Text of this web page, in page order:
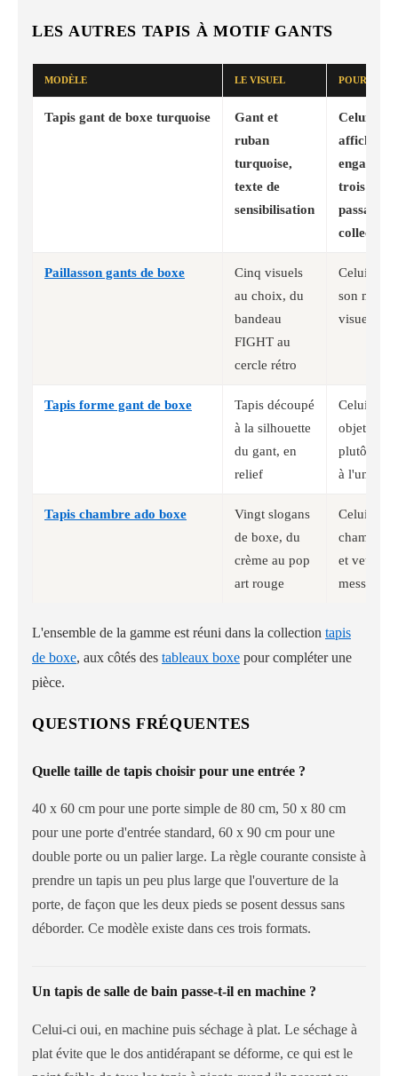
LES AUTRES TAPIS À MOTIF GANTS
MODÈLE LE VISUEL POUR QUI
Tapis gant de boxe turquoise
Gant et
ruban
turquoise,
texte de
sensibilisation
Celui qui
afficher
trois
passage
collection
Paillasson gants de boxe
Cinq visuels
au choix, du
bandeau
FIGHT au
cercle rétro
Celui qui
son motif
visuels
Tapis forme gant de boxe
Tapis découpé
à la silhouette
du gant, en
relief
Celui qui
objet de
plutôt
à l'unité
Tapis chambre ado boxe
Vingt slogans
de boxe, du
crème au pop
art rouge
Celui qui
chambre
et veut
message
L'ensemble de la gamme est réuni dans la collection tapis
de boxe, aux côtés des tableaux boxe pour compléter une
pièce.
QUESTIONS FRÉQUENTES
Quelle taille de tapis choisir pour une entrée ?
40 x 60 cm pour une porte simple de 80 cm, 50 x 80 cm
pour une porte d'entrée standard, 60 x 90 cm pour une
double porte ou un palier large. La règle courante consiste à
prendre un tapis un peu plus large que l'ouverture de la
porte, de façon que les deux pieds se posent dessus sans
déborder. Ce modèle existe dans ces trois formats.
Un tapis de salle de bain passe-t-il en machine ?
Celui-ci oui, en machine puis séchage à plat. Le séchage à
plat évite que le dos antidérapant se déforme, ce qui est le